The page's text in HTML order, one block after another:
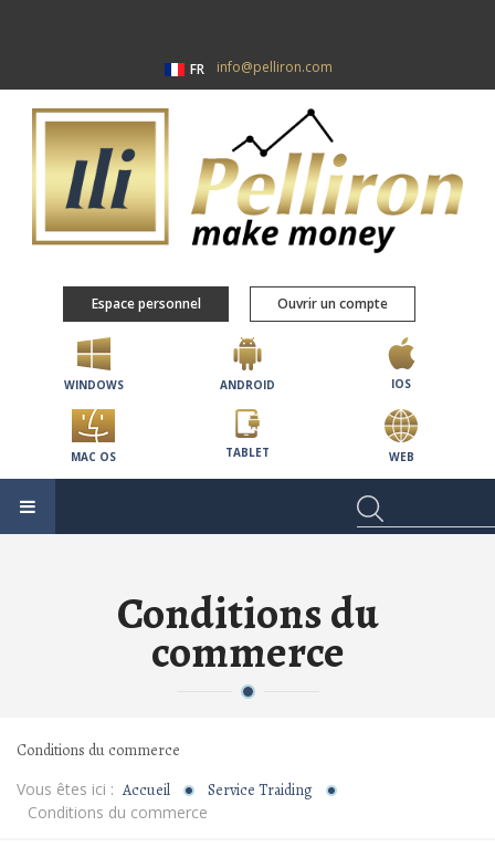
FR info@pelliron.com
Espace personnel Ouvrir un compte
IOS
ANDROID
WINDOWS
WEB
TABLET
MAC OS
Conditions du
commerce
Conditions du commerce
Vous êtes ici : Accueil
Service Traiding
Conditions du commerce